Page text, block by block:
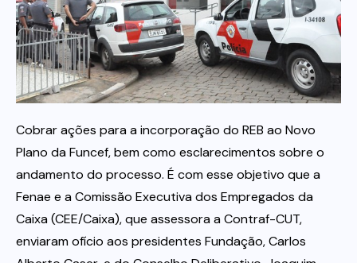
Itau
Financeiras e Cooperativas
Cobrar ações para a incorporação do REB ao Novo
Plano da Funcef, bem como esclarecimentos sobre o
andamento do processo. É com esse objetivo que a
Fenae e a Comissão Executiva dos Empregados da
Caixa (CEE/Caixa), que assessora a Contraf-CUT,
enviaram ofício aos presidentes Fundação, Carlos